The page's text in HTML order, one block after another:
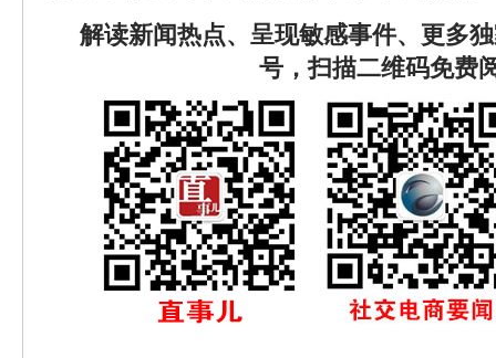
解读新闻热点、呈现敏感事件、更多
号，扫描二维码免费